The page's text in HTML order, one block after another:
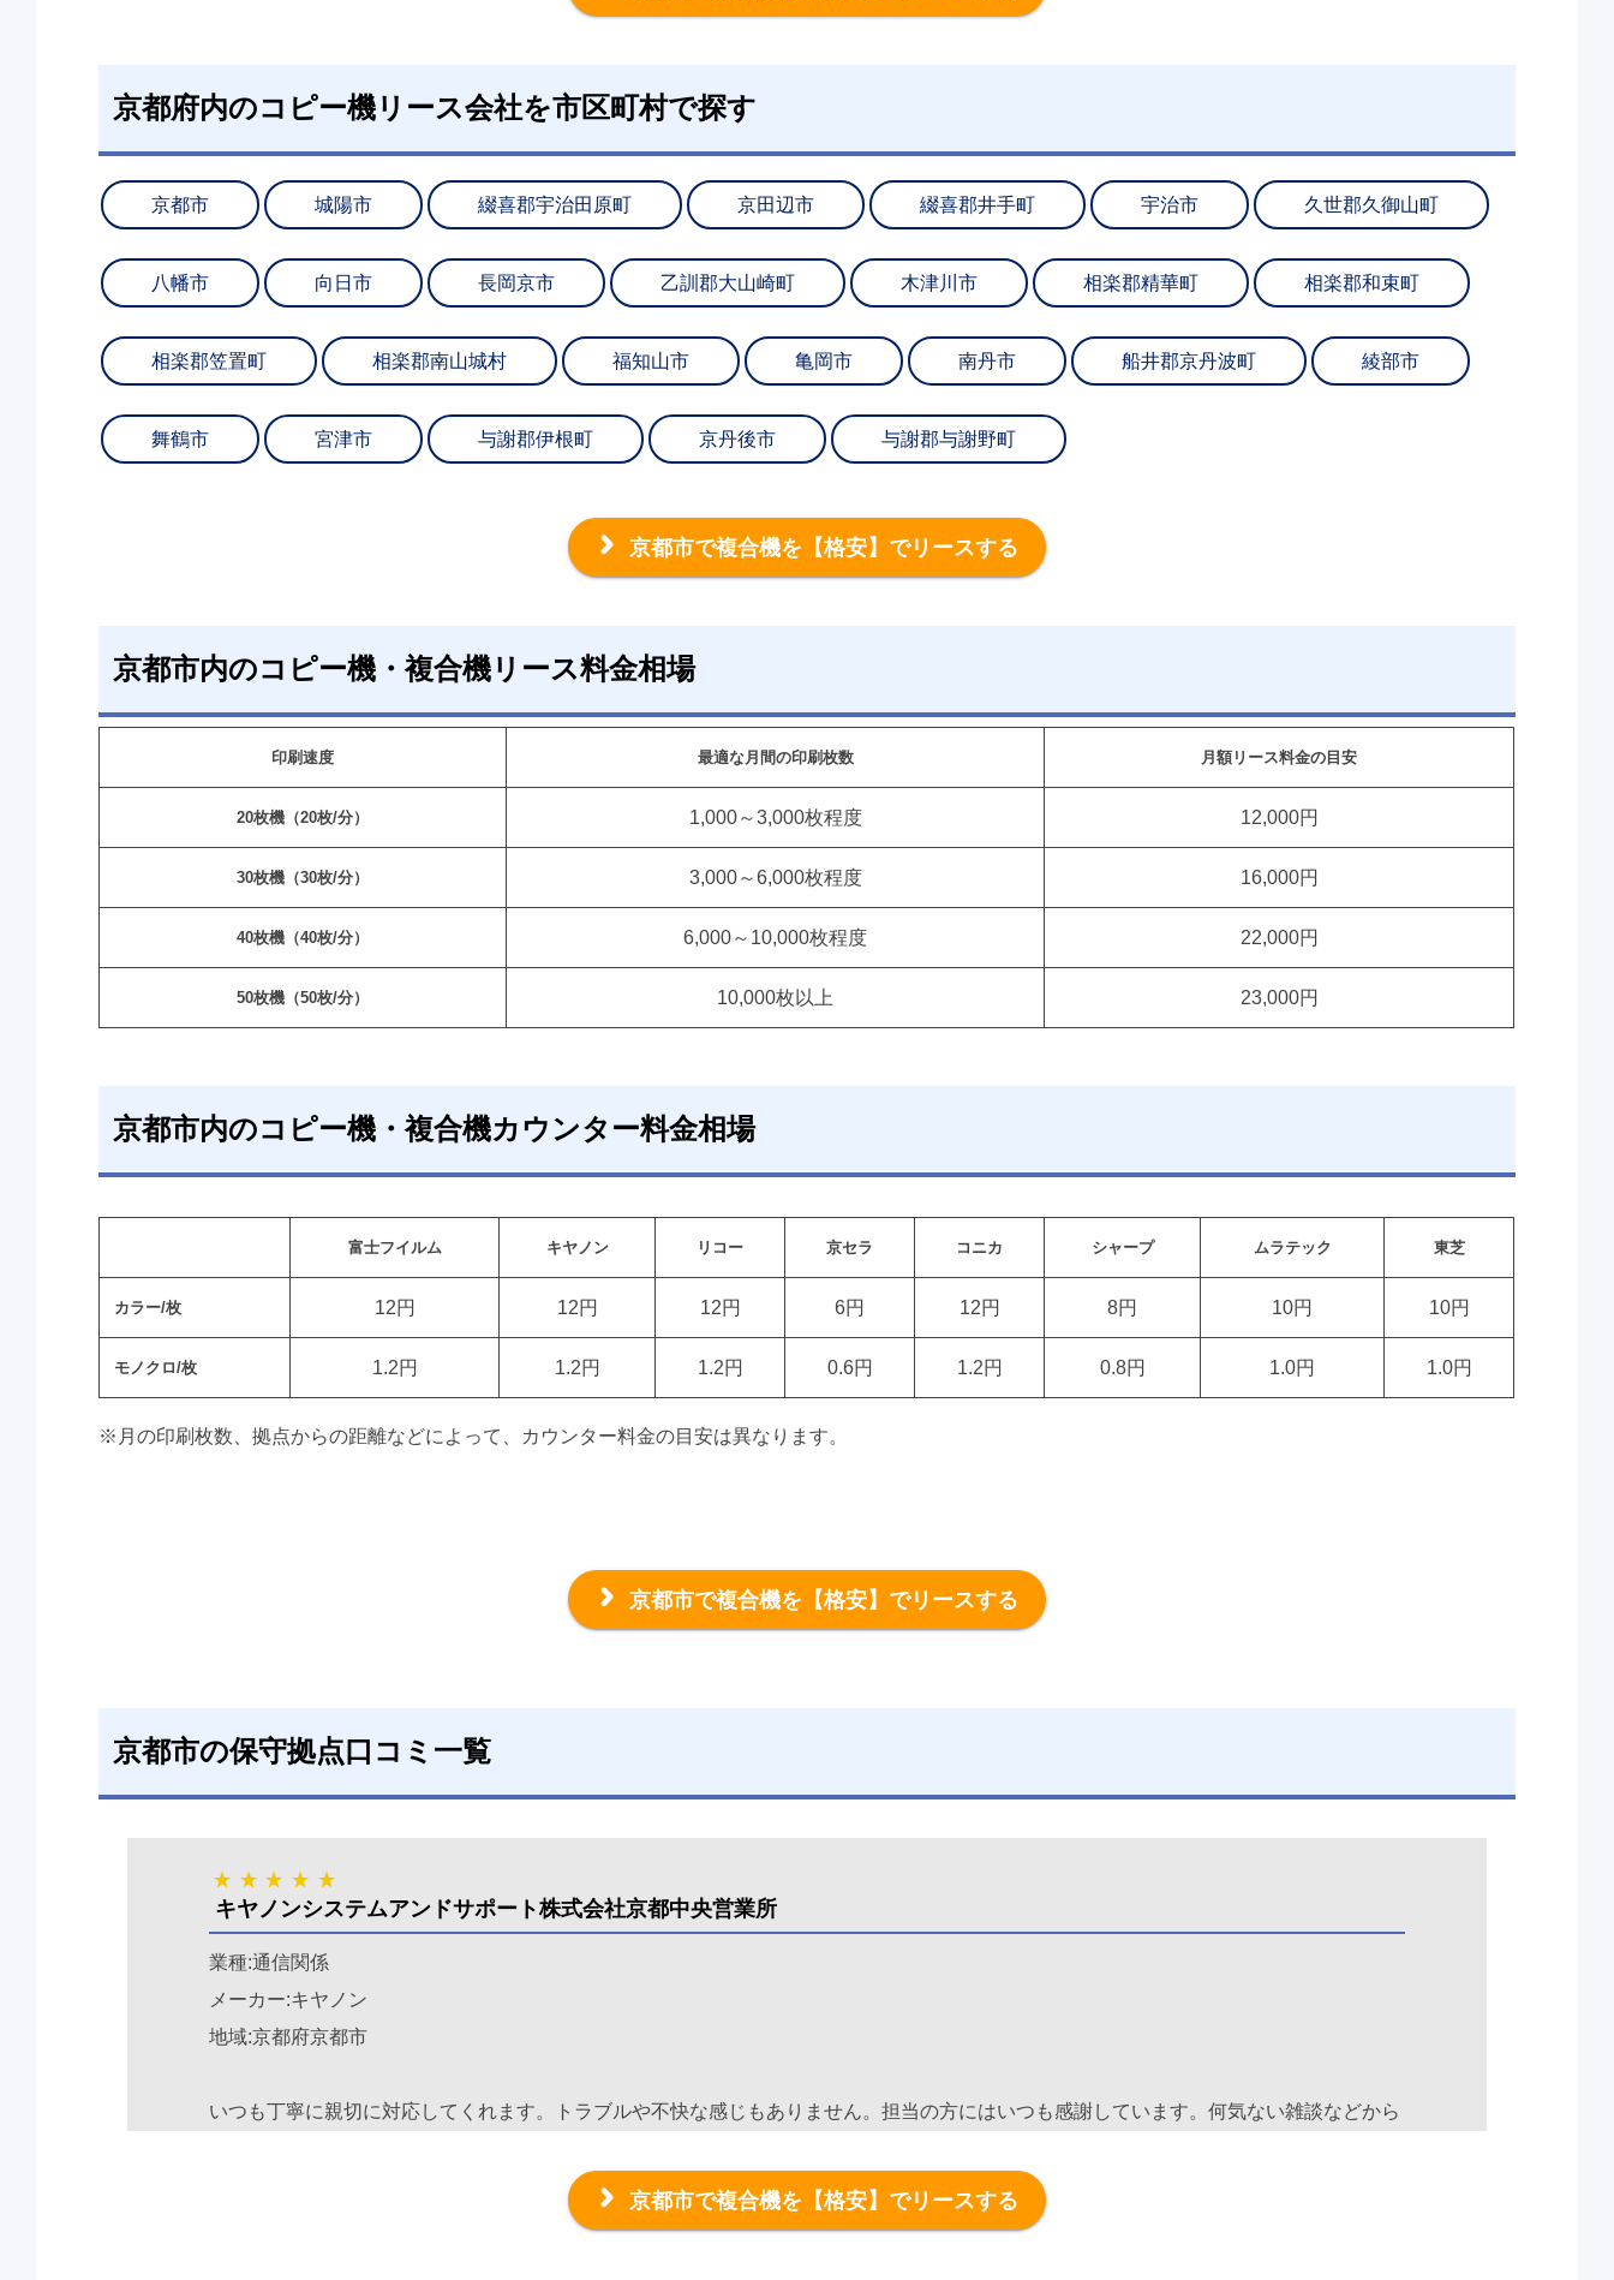
京都府内のコピー機リース会社を市区町村で探す
京都市 城陽市 綴喜郡宇治田原町 京田辺市 綴喜郡井手町 宇治市 久世郡久御山町
八幡市 向日市 長岡京市 乙訓郡大山崎町 木津川市 相楽郡精華町 相楽郡和束町
相楽郡笠置町 相楽郡南山城村 福知山市 亀岡市 南丹市 船井郡京丹波町 綾部市
舞鶴市 宮津市 与謝郡伊根町 京丹後市 与謝郡与謝野町
京都市で複合機を 【格安】でリースする
京都市内のコピー機・複合機リース料金相場
印刷速度 最適な月間の印刷枚数 月額リース料金の目安
20枚機（20枚/分） 1,000～3,000枚程度 12,000円
30枚機（30枚/分） 3,000～6,000枚程度 16,000円
40枚機（40枚/分） 6,000～10,000枚程度 22,000円
50枚機（50枚/分） 10,000枚以上 23,000円
京都市内のコピー機・複合機カウンター料金相場
富士フイルム キヤノン リコー 京セラ コニカ シャープ ムラテック 東芝
カラー/枚 12円 12円 12円 6円 12円 8円 10円 10円
モノクロ/枚 1.2円 1.2円 1.2円 0.6円 1.2円 0.8円 1.0円 1.0円
※月の印刷枚数、拠点からの距離などによって、カウンター料金の目安は異なります。
京都市で複合機を 【格安】でリースする
京都市の保守拠点口コミ一覧
キヤノンシステムアンドサポート株式会社京都中央営業所
業種:通信関係
メーカー:キヤノン
地域:京都府京都市
いつも丁寧に親切に対応してくれます。トラブルや不快な感じもありません。担当の方にはいつも感謝しています。何気ない雑談などから
京都市で複合機を 【格安】でリースする